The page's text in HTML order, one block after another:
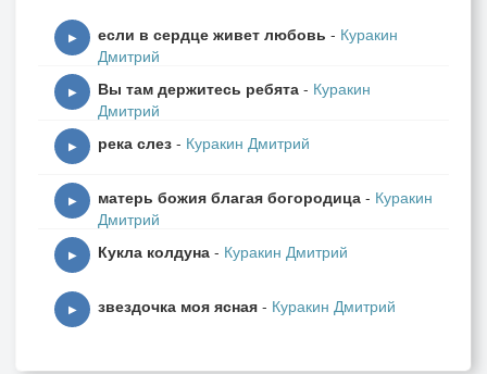
▶ если в сердце живет любовь - Куракин
Дмитрий
▶ Вы там держитесь ребята - Куракин
Дмитрий
▶ река слез - Куракин Дмитрий
▶ матерь божия благая богородица - Куракин
Дмитрий
▶ Кукла колдуна - Куракин Дмитрий
▶ звездочка моя ясная - Куракин Дмитрий